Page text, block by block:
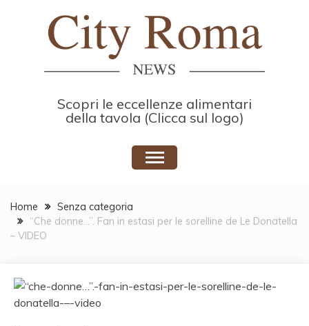
Scopri le eccellenze alimentari
della tavola (Clicca sul logo)
Home
Senza categoria
“Che donne…”. Fan in estasi per le sorelline de Le Donatella
– VIDEO